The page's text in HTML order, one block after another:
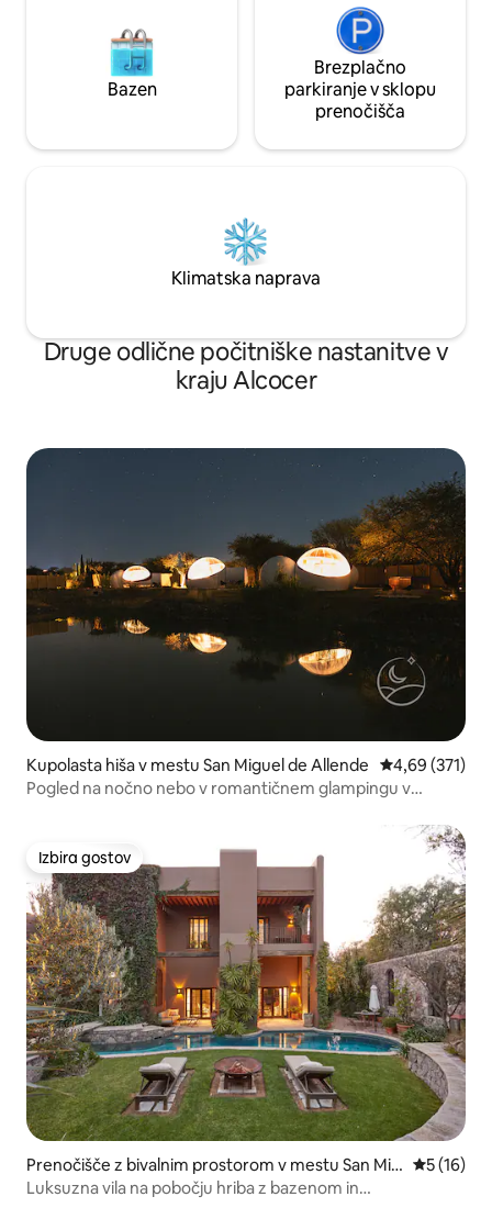
Bazen
Brezplačno
parkiranje v sklopu
prenočišča
Klimatska naprava
Druge odlične počitniške nastanitve v
kraju Alcocer
Kupolasta hiša v mestu San Miguel de Allende Povprečna
4,69 (371)
Pogled na nočno nebo v romantičnem glampingu v
Izbira gostov
Izbira gostov
Prenočišče z bivalnim prostorom v mestu San Mig
uel de Allende
5 (16)
Luksuzna vila na pobočju hriba z bazenom in